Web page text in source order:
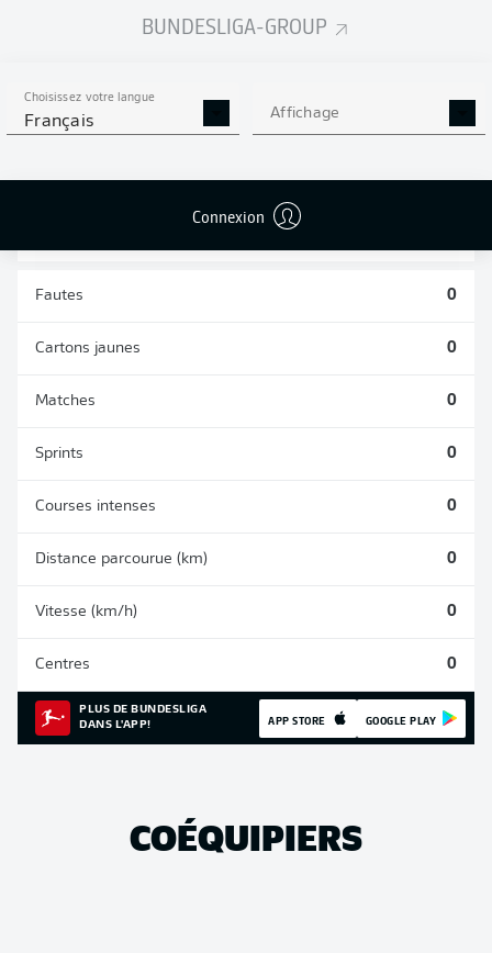
BUNDESLIGA-GROUP
Choisissez votre langue
Français Affichage
Connexion
STATS DE LA SAISON
2026/2027
0
AÉRIENS
0
Fautes 0
Cartons jaunes 0
Matches 0
Sprints 0
Courses intenses 0
Distance parcourue (km) 0
Vitesse (km/h) 0
Centres 0
PLUS DE BUNDESLIGA
DANS L'APP!
APP STORE GOOGLE PLAY
COÉQUIPIERS